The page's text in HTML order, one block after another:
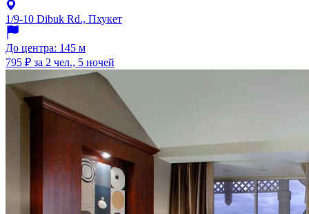
1/9-10 Dibuk Rd., Пхукет
До центра: 145 м
795 ₽ за 2 чел., 5 ночей